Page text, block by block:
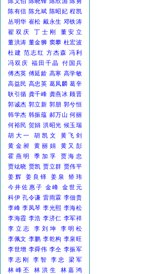
陈有信 陈允斌 陈昭妃 程凯
丛明华 崔松 戴永生 邓铁涛
翟双庆
丁士刚
董安立
董洪涛 董金狮 窦攀 杜宏波
杜建 范志红 方杰森 冯利
冯双庆 福田千晶 付国兵
傅杰英 傅延龄 高寒 高学敏
高益民 高忠英 葛凤麟 葛辛
耿引循 龚千峰 龚燕冰 顾晋
郭诚杰 郭立新 郭朋 郭兮恒
韩学杰 韩振蕴 郝万山 何丽
何裕民 贺娟 洪昭光 候玉瑞
胡大一
胡凯文
黄飞剑
黄金昶
黄丽娟
黄又彭
霍燕明
季加孚
贾海忠
贾竑晓 贾凯 贾立群 贾伟平
姜辉
姜良铎 姜泉
矫玮
今井佐惠子 金峰 金世元
科伊 孔令谦 雷雨霖 李佃贵
李峰 李凤琴 李光熙 李海松
李海霞 李浩 李济仁 李军祥
李立志
李刘坤
李明松
李佩文 李鹏 李乾构 李泉旺
李世增 李舜伟 李仝 李振军
李志刚
李智 李忠
梁军
林峰丕
林洪生
林嘉鸿